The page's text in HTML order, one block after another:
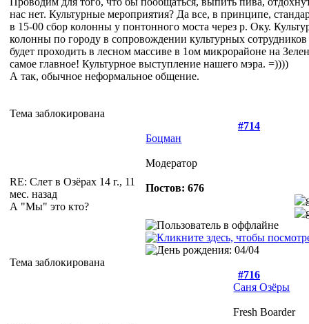
нас нет. Культурные мероприятия? Да все, в принципе,
в 15-00 сбор колонны у понтонного моста через р. Оку.
колонны по городу в сопровождении культурных
будет проходить в лесном массиве в 1ом микрорайоне на
самое главное! Культурное выступление нашего мэра. =))))
А так, обычное неформальное общение.
Тема заблокирована
#714
RE: Слет в Озёрах 14 г., 11
мес. назад
А "Мы" это кто?
Боцман
Модератор
Постов: 676
Тема заблокирована
#716
Саня Озёры
Fresh Boarder